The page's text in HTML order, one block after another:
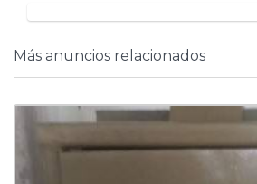
Más anuncios relacionados